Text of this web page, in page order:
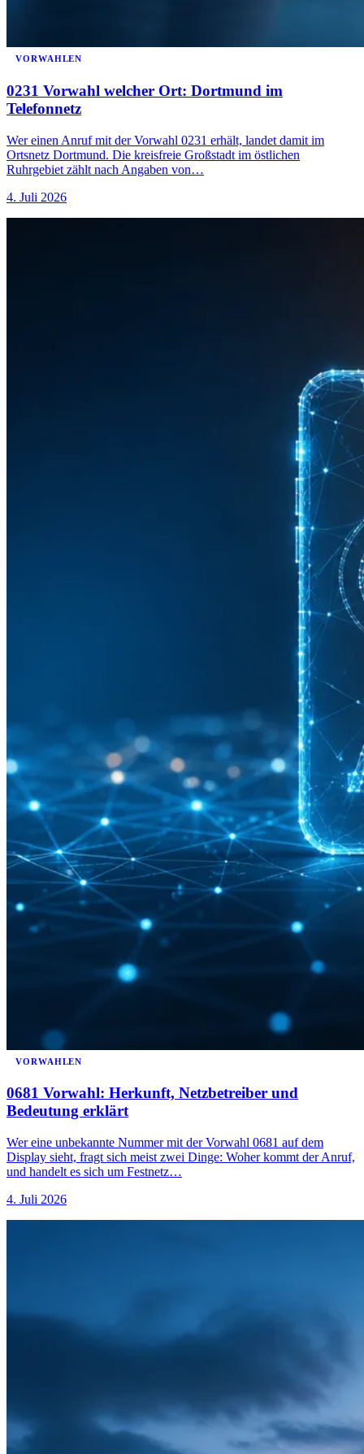
VORWAHLEN
0231 Vorwahl welcher Ort: Dortmund im
Telefonnetz
Wer einen Anruf mit der Vorwahl 0231 erhält, landet damit im
Ortsnetz Dortmund. Die kreisfreie Großstadt im östlichen
Ruhrgebiet zählt nach Angaben von…
4. Juli 2026
VORWAHLEN
0681 Vorwahl: Herkunft, Netzbetreiber und
Bedeutung erklärt
Wer eine unbekannte Nummer mit der Vorwahl 0681 auf dem
Display sieht, fragt sich meist zwei Dinge: Woher kommt der Anruf,
und handelt es sich um Festnetz…
4. Juli 2026